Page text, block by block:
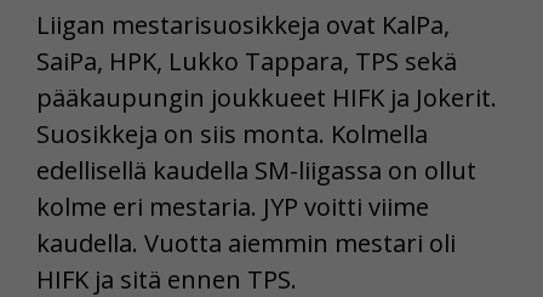
Liigan mestarisuosikkeja ovat KalPa,
SaiPa, HPK, Lukko Tappara, TPS sekä
pääkaupungin joukkueet HIFK ja Jokerit.
Suosikkeja on siis monta. Kolmella
edellisellä kaudella SM-liigassa on ollut
kolme eri mestaria. JYP voitti viime
kaudella. Vuotta aiemmin mestari oli
HIFK ja sitä ennen TPS.